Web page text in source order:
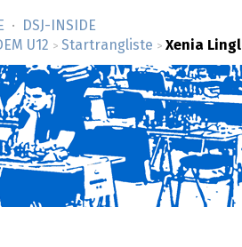
DSJ-­INSIDE
U12 > Startrangliste > Xenia Lingl